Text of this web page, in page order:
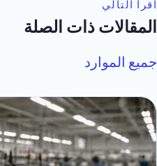
اقرأ التالي
المقالات ذات الصلة
جميع الموارد